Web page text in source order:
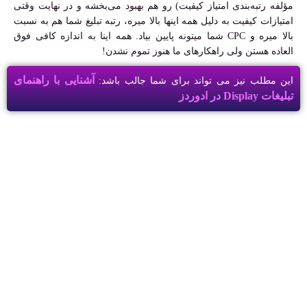
مؤلفه رتبه‌بندی امتیاز کیفیت) رو هم بهبود می‌بخشه و در نهایت وقتی
امتیازات کیفیت به دلیل همه اینها بالا میره، رتبه تبلیغ شما هم به نسبت
بالا میره و CPC شما میتونه پایین بیاد. همه اینا به اندازه کافی فوق
العاده هستن ولی راهکارهای ما هنوز تموم نشدن!
این مطلب نیز می تواند برای شما جالب باشد:
آشنایی با راهنمای
تبلیغات Display در ادوردز